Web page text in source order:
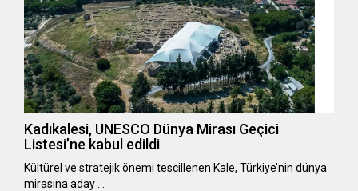
Kadıkalesi, UNESCO Dünya Mirası Geçici
Listesi’ne kabul edildi
Kültürel ve stratejik önemi tescillenen Kale, Türkiye’nin dünya
mirasına aday …